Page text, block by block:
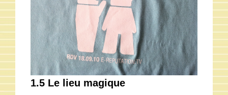
1.5 Le lieu magique